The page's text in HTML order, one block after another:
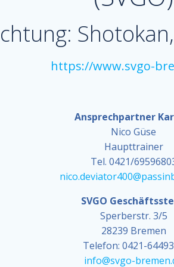
https://www.svgo-
Ansprechpartner
Nico Güse
Haupttrainer
Tel. 0421/
SVGO
Sperberstr. 3/5
28239 Bremen
Telefon: 0421-
info@svgo-